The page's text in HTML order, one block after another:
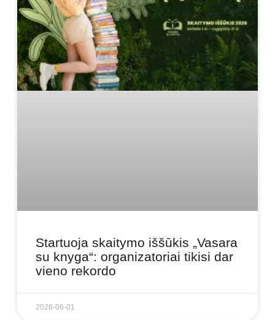
Startuoja skaitymo iššūkis „Vasara
su knyga“: organizatoriai tikisi dar
vieno rekordo
2026-06-01